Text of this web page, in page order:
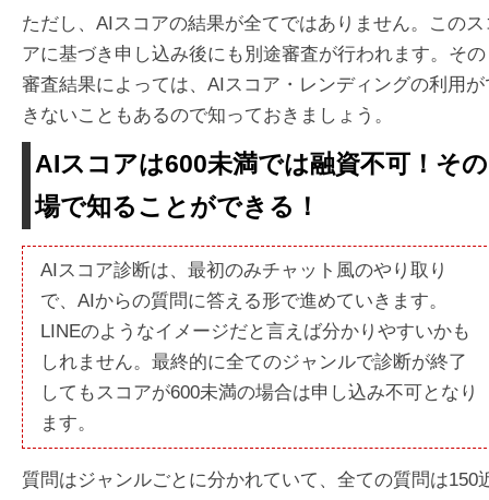
ただし、AIスコアの結果が全てではありません。このス
アに基づき申し込み後にも別途審査が行われます。その
審査結果によっては、AIスコア・レンディングの利用が
きないこともあるので知っておきましょう。
AIスコアは600未満では融資不可！その
場で知ることができる！
AIスコア診断は、最初のみチャット風のやり取り
で、AIからの質問に答える形で進めていきます。
LINEのようなイメージだと言えば分かりやすいかも
しれません。最終的に全てのジャンルで診断が終了
してもスコアが600未満の場合は申し込み不可となり
ます。
質問はジャンルごとに分かれていて、全ての質問は150